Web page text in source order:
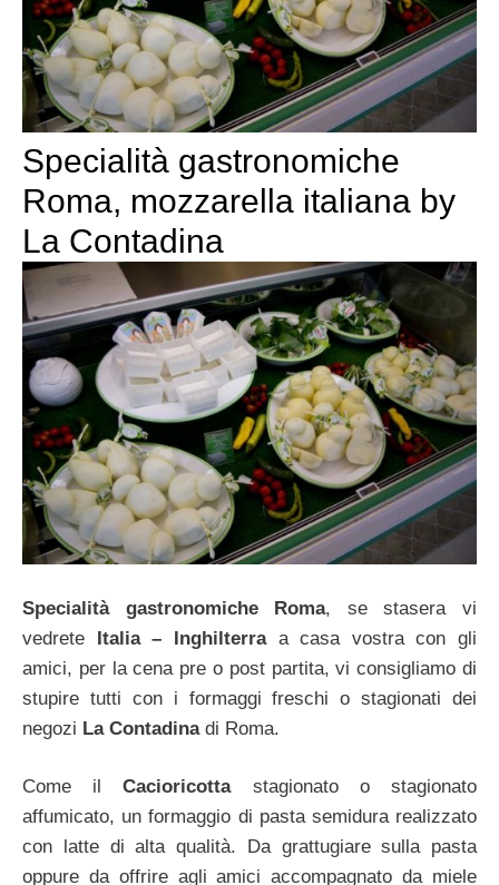
Specialità gastronomiche
Roma, mozzarella italiana by
La Contadina
Specialità gastronomiche Roma, se stasera vi
vedrete Italia – Inghilterraa casa vostra con gli
amici, per la cena pre o post partita, vi consigliamo di
stupire tutti con i formaggi freschi o stagionati dei
negozi La Contadinadi Roma.
Come ilCacioricottastagionato o stagionato
affumicato, un formaggio di pasta semidura realizzato
con latte di alta qualità. Da grattugiare sulla pasta
oppure da offrire agli amici accompagnato da miele